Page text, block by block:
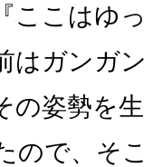
ここはゆ
はガンガ
の姿勢を
ので、そ